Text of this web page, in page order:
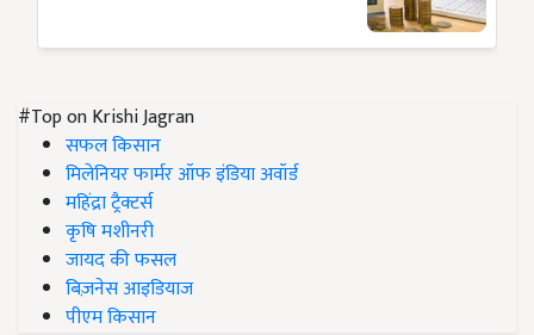
#Top on Krishi Jagran
सफल किसान
मिलेनियर फार्मर ऑफ इंडिया अवॉर्ड
महिंद्रा ट्रैक्टर्स
कृषि मशीनरी
जायद की फसल
बिज़नेस आइडियाज
पीएम किसान